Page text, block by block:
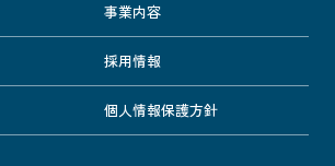
事業内容
採用情報
個人情報保護方針